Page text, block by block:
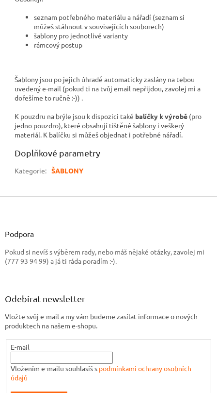
seznam potřebného materiálu a nářadí (seznam si
můžeš stáhnout v souvisejících souborech)
šablony pro jednotlivé varianty
rámcový postup
Šablony jsou po jejich úhradě automaticky zaslány na tebou
uvedený e-mail (pokud ti na tvůj email nepřijdou, zavolej mi a
dořešíme to ručně :-)) .
K pouzdru na brýle jsou k dispozici také balíčky k výrobě (pro
jedno pouzdro), které obsahují tištěné šablony i veškerý
materiál. K balíčku si můžeš objednat i potřebné nářadí.
Doplňkové parametry
Kategorie: ŠABLONY
Podpora
Pokud si nevíš s výběrem rady, nebo máš nějaké otázky, zavolej mi
(777 93 94 99) a já ti ráda poradím :-).
Odebírat newsletter
Vložte svůj e-mail a my vám budeme zasílat informace o nových
produktech na našem e-shopu.
E-mail
Vložením e-mailu souhlasíš s podmínkami ochrany osobních
údajů